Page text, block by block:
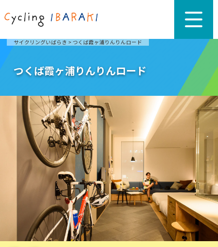
サイクリングいばらき > つくば霞ヶ浦りんりんロード
つくば霞ヶ浦りんりんロード
つくば霞ヶ浦りんりんロード広域レンタサイクル